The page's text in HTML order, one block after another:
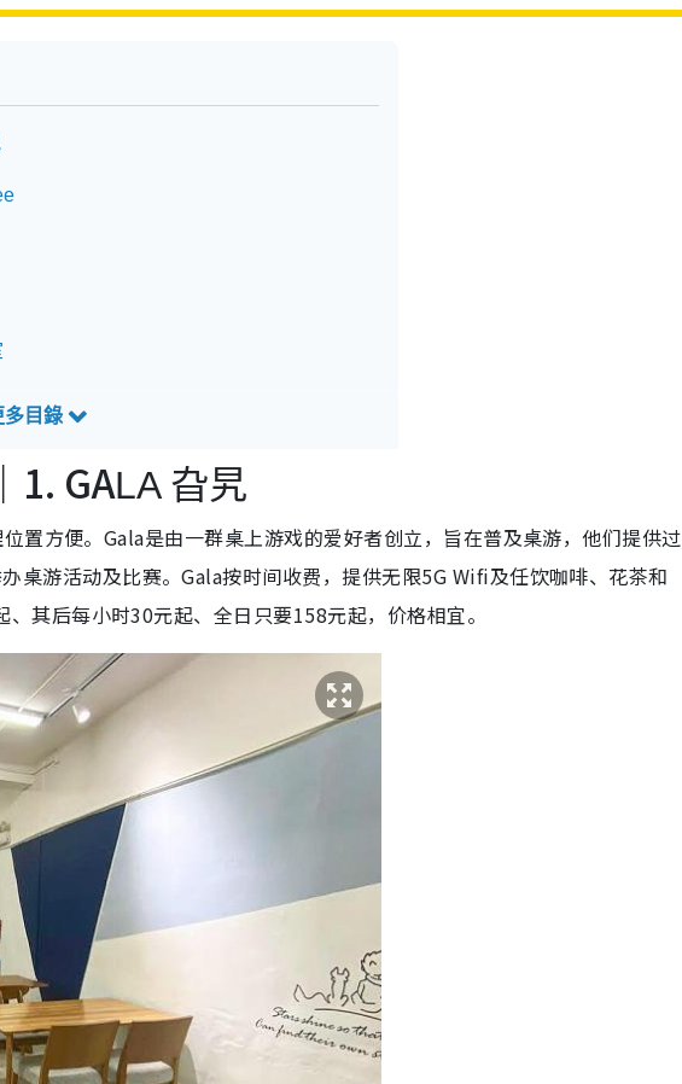
Corner
｜1. GALA 旮旯
置方便。Gala是由一群桌上游戏的爱好者创立，旨在普及桌游，他们提供过
桌游活动及比赛。Gala按时间收费，提供无限5G Wifi及任饮咖啡、花茶和
其后每小时30元起、全日只要158元起，价格相宜。